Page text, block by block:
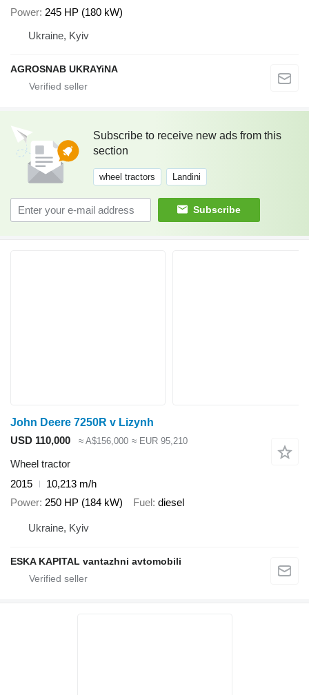
Power 245 HP (180 kW)
Ukraine, Kyiv
AGROSNAB UKRAYiNA
Subscribe to receive new ads from this
section
wheel tractors Landini
Subscribe
John Deere 7250R v Lizynh
USD 110,000
≈ A$156,000 ≈ EUR 95,210
Wheel tractor
2015
10,213 m/h
Power 250 HP (184 kW) Fuel diesel
Ukraine, Kyiv
ESKA KAPITAL vantazhni avtomobili